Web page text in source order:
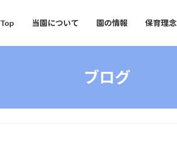
Top 当園について 園の情報 保育理念
ブログ